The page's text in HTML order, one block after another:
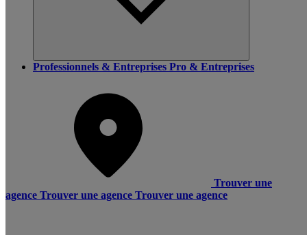
Professionnels & Entreprises Pro & Entreprises
Trouver une
agence Trouver une agence Trouver une agence